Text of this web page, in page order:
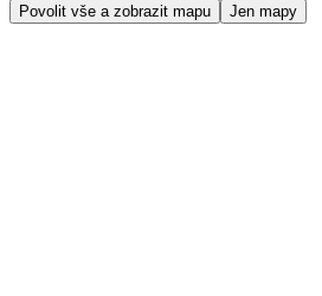
Povolit vše a zobrazit mapu Jen mapy